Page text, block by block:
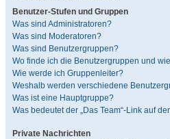
Benutzer-Stufen und Gruppen
Was sind Administratoren?
Was sind Moderatoren?
Was sind Benutzergruppen?
Wo finde ich die Benutzergruppen und
Wie werde ich Gruppenleiter?
Weshalb werden verschiedene
Was ist eine Hauptgruppe?
Was bedeutet der „Das Team“-Link auf
Private Nachrichten